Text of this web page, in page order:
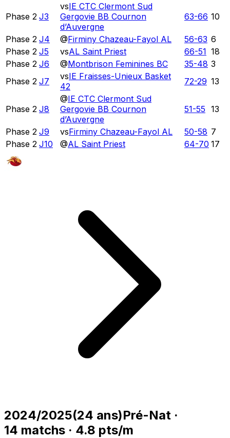
Phase 2 J3
vsIE CTC Clermont Sud
Gergovie BB Cournon
d’Auvergne
63-66 10
Phase 2 J4 @Firminy Chazeau-Fayol AL 56-63 6
Phase 2 J5 vsAL Saint Priest 66-51 18
Phase 2 J6 @Montbrison Feminines BC 35-48 3
Phase 2 J7 vsIE Fraisses-Unieux Basket
42
72-29 13
Phase 2 J8
@IE CTC Clermont Sud
Gergovie BB Cournon
d’Auvergne
51-55 13
Phase 2 J9 vsFirminy Chazeau-Fayol AL 50-58 7
Phase 2 J10 @AL Saint Priest 64-70 17
2024/2025(24 ans)Pré-Nat ·
14 matchs · 4.8 pts/m